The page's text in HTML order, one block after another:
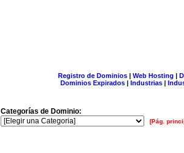
Registro de Dominios| Web Hosting |
Dominios Expirados | Industrias |
Categorías de Dominio:
[Pág.